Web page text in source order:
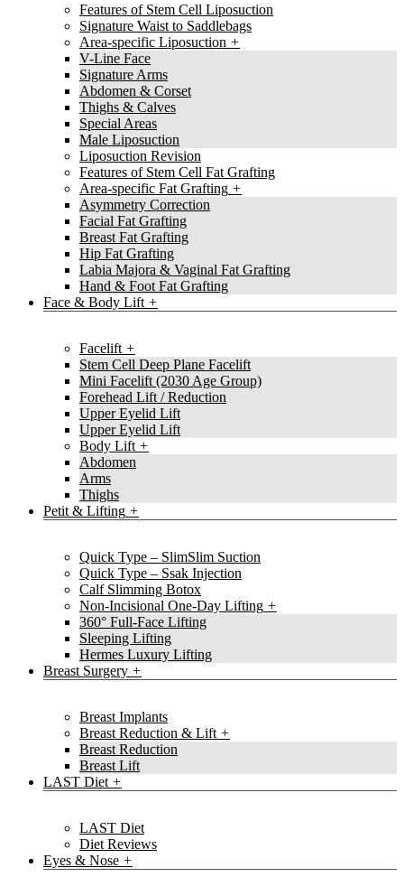
Features of Stem Cell Liposuction
Signature Waist to Saddlebags
Area-specific Liposuction
V-Line Face
Signature Arms
Abdomen & Corset
Thighs & Calves
Special Areas
Male Liposuction
Liposuction Revision
Features of Stem Cell Fat Grafting
Area-specific Fat Grafting
Asymmetry Correction
Facial Fat Grafting
Breast Fat Grafting
Hip Fat Grafting
Labia Majora & Vaginal Fat Grafting
Hand & Foot Fat Grafting
Face & Body Lift
Facelift
Stem Cell Deep Plane Facelift
Mini Facelift (2030 Age Group)
Forehead Lift / Reduction
Upper Eyelid Lift
Upper Eyelid Lift
Body Lift
Abdomen
Arms
Thighs
Petit & Lifting
Quick Type – SlimSlim Suction
Quick Type – Ssak Injection
Calf Slimming Botox
Non-Incisional One-Day Lifting
360° Full-Face Lifting
Sleeping Lifting
Hermes Luxury Lifting
Breast Surgery
Breast Implants
Breast Reduction & Lift
Breast Reduction
Breast Lift
LAST Diet
LAST Diet
Diet Reviews
Eyes & Nose